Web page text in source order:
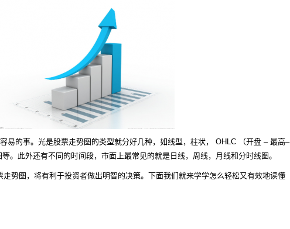
的事。光是股票走势图的类型就分好几种，如线型，柱状， OHLC （开盘 – 最高–
。此外还有不同的时间段，市面上最常见的就是日线，周线，月线和分时线图。
走势图，将有利于投资者做出明智的决策。下面我们就来学学怎么轻松又有效地读懂